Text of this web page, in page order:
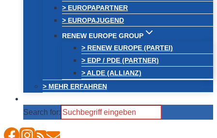
> EUROPAPARTNER
> EUROPAJUGEND
RENEW EUROPE GROUP
> RENEW EUROPE (PARTEI)
> EDP / PDE (PARTNER)
> ALDE (ALLIANZ)
> MEHR ERFAHREN
Search for: